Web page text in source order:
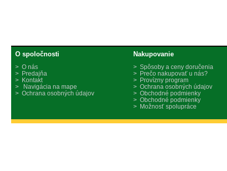
O spoločnosti
> O nás
> Predajňa
> Kontakt
> Navigácia na mape
> Ochrana osobných údajov
Nakupovanie
> Spôsoby a ceny doručenia
> Prečo nakupovať u nás?
> Provízny program
> Ochrana osobných údajov
> Obchodné podmienky
> Obchodné podmienky
> Možnosť spolupráce